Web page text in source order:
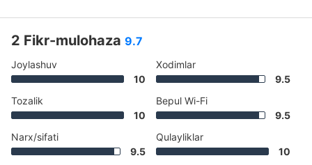
2 Fikr-mulohaza 9.7
Joylashuv
10
Tozalik
10
Narx/sifati
9.5
Xodimlar
9.5
Bepul Wi-Fi
9.5
Qulayliklar
10